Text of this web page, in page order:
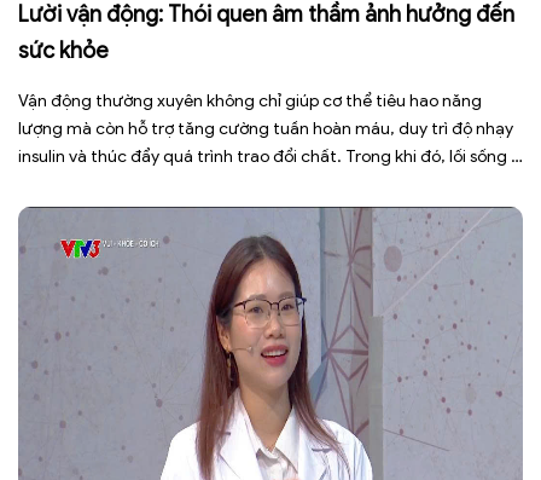
Lười vận động: Thói quen âm thầm ảnh hưởng đến
sức khỏe
Vận động thường xuyên không chỉ giúp cơ thể tiêu hao năng
lượng mà còn hỗ trợ tăng cường tuần hoàn máu, duy trì độ nhạy
insulin và thúc đẩy quá trình trao đổi chất. Trong khi đó, lối sống ít
[…]